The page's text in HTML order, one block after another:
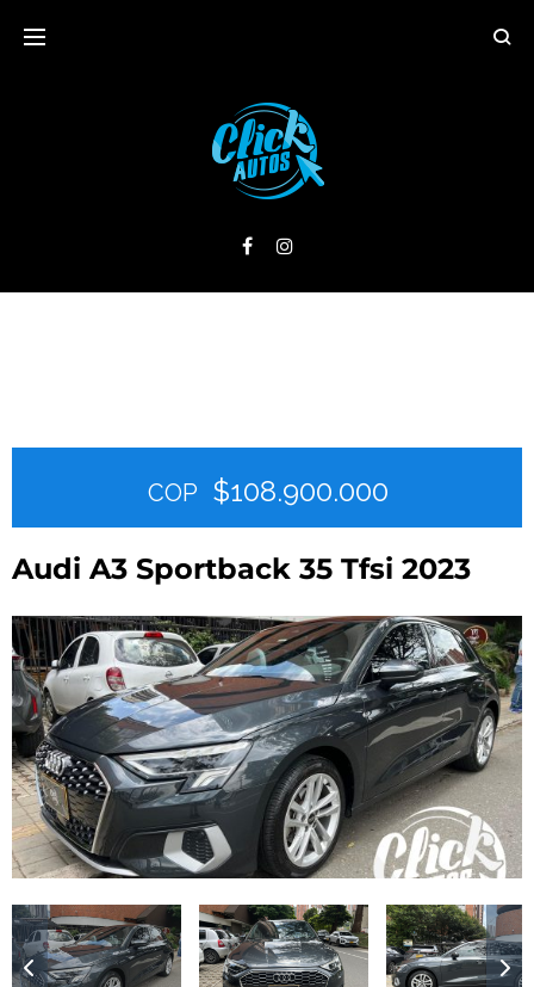
COP $108.900.000
Audi A3 Sportback 35 Tfsi 2023